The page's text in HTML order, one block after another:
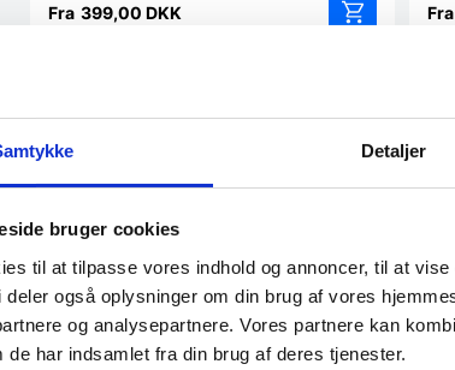
Detaljer
bruger cookies
til at tilpasse vores indhold og annoncer, til at
også oplysninger om din brug af vores
og analysepartnere. Vores partnere kan
de har indsamlet fra din brug af deres tjenester.
Fra 399,00 DKK
Mulighederne
Fra
Meget tilfreds. Utrolig venlig og
hjælpsom betjening.
God